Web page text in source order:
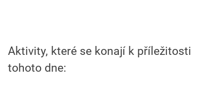
Aktivity, které se konají k příležitosti
tohoto dne: